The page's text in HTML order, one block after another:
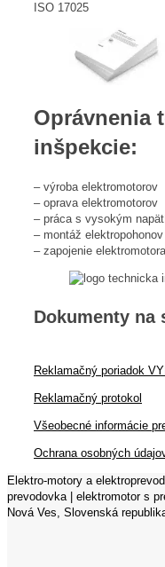
ISO 17025
Oprávnenia
inšpekcie:
– výroba elektromotorov
– oprava elektromotorov
– práca s vysokým
– montáž elektropohonov
– zapojenie elektromotora
Dokumenty na
Reklamačný poriadok
Reklamačný protokol
Všeobecné informácie
Ochrana osobných
Elektro-motory a
prevodovka | elektromotor s
Nová Ves, Slovenská